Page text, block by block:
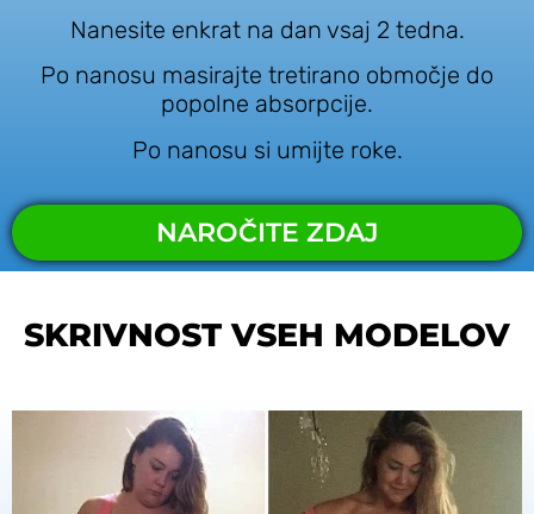
Nanesite enkrat na dan vsaj 2 tedna.
Po nanosu masirajte tretirano območje do
popolne absorpcije.
Po nanosu si umijte roke.
NAROČITE ZDAJ
SKRIVNOST VSEH MODELOV